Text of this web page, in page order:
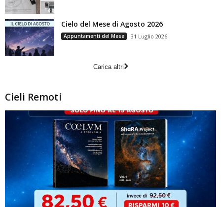
Cielo del Mese di Agosto 2026
Appuntamenti del Mese 31 Luglio 2026
Carica altri
Cieli Remoti